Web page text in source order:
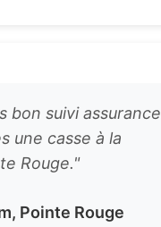
bon suivi assurance
une casse à la
Rouge."
Pointe Rouge